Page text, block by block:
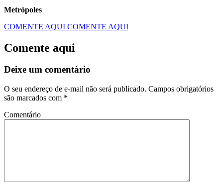
Metrópoles
COMENTE AQUI COMENTE AQUI
Comente aqui
Deixe um comentário
O seu endereço de e-mail não será publicado. Campos obrigatórios
são marcados com *
Comentário